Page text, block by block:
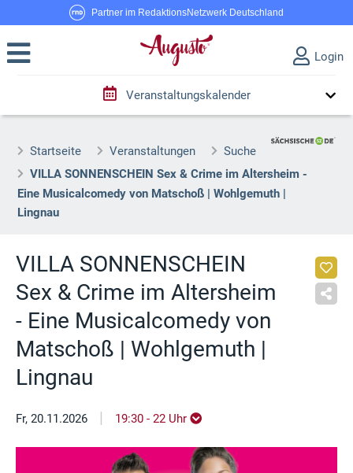
Partner im RedaktionsNetzwerk Deutschland
Login
Veranstaltungskalender
Startseite Veranstaltungen
Suche
VILLA SONNENSCHEIN Sex & Crime im Altersheim -
Eine Musicalcomedy von Matschoß | Wohlgemuth |
Lingnau
VILLA SONNENSCHEIN
Sex & Crime im Altersheim
- Eine Musicalcomedy von
Matschoß | Wohlgemuth |
Lingnau
Fr, 20.11.2026 | 19:30 - 22 Uhr